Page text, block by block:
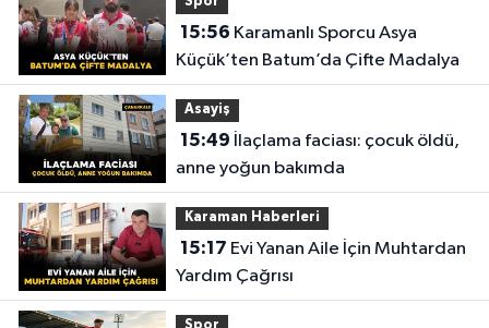
15:56
Küçük’ten Batum’da Çifte Madalya
Asayiş
15:49
anne yoğun bakımda
Karaman Haberleri
15:17
Yardım Çağrısı